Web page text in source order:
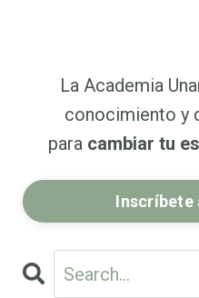
La Academia
conocimiento y
para cambiar tu
Inscríbete